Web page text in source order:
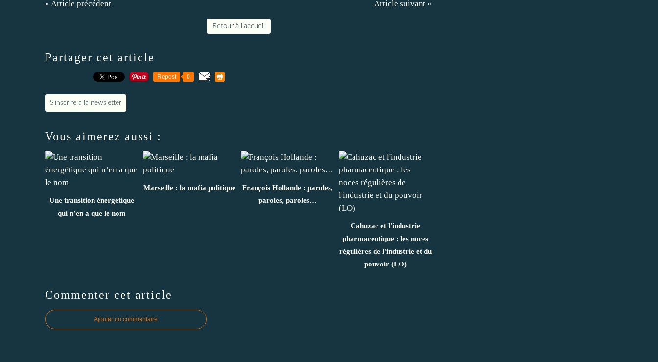
« Article précédent Article suivant »
Retour à l'accueil
Partager cet article
Repost 0
S'inscrire à la newsletter
Vous aimerez aussi :
Une transition énergétique
qui n’en a que le nom
Marseille : la mafia politique
François Hollande : paroles,
paroles, paroles…
Cahuzac et l'industrie
pharmaceutique : les noces
régulières de l'industrie et du
pouvoir (LO)
Commenter cet article
Ajouter un commentaire